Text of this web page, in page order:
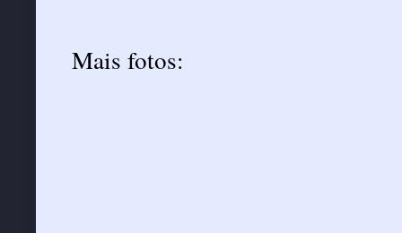
Mais fotos: